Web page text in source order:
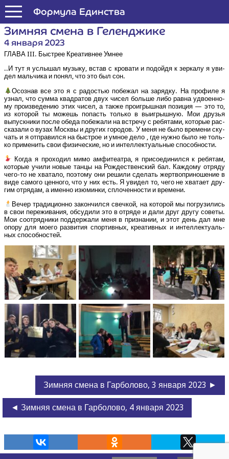
Формула Единства
Зим­няя сме­на в Геленджике
4 января 2023
ГЛА­ВА III. Быст­рее Кре­а­тив­нее Умнее
..И тут я услы­шал музы­ку, встав с кро­ва­ти и подой­дя к зер­ка­лу я уви­
дел маль­чи­ка и понял, что это был сон.
Осо­знав все это я с радо­стью побе­жал на заряд­ку. На про­фи­ле я
узнал, что сум­ма квад­ра­тов двух чисел боль­ше либо рав­на удво­ен­но­
му про­из­ве­де­нию этих чисел, а так­же про­иг­рыш­ная пози­ция — это то,
из кото­рой ты можешь попасть толь­ко в выиг­рыш­ную. Мои дру­зья
выпуск­ни­ки после обе­да побе­жа­ли на встре­чу с ребя­та­ми, кото­рые рас­
ска­за­ли о вузах Моск­вы и дру­гих горо­дов. У меня не было вре­ме­ни ску­
чать и я отпра­вил­ся на быст­рое и умное дело , где нуж­но было не толь­
ко при­ме­нить свои физи­че­ские, но и интел­лек­ту­аль­ные способности.
Когда я про­хо­дил мимо амфи­те­ат­ра, я при­со­еди­нил­ся к ребя­там,
кото­рые учи­ли новые тан­цы на Рож­де­ствен­ский бал. Каж­до­му отря­ду
чего-то не хва­та­ло, поэто­му они реши­ли сде­лать жерт­во­при­но­ше­ние в
виде само­го цен­но­го, что у них есть. Я уви­дел то, чего не хва­та­ет дру­
гим отря­дам, а имен­но изю­мин­ки, спло­чен­но­сти и времени.
Вечер тра­ди­ци­он­но закон­чил­ся свеч­кой, на кото­рой мы погру­зи­лись
в свои пере­жи­ва­ния, обсу­ди­ли это в отря­де и дали друг дру­гу сове­ты.
Мои соот­ряд­ни­ки под­дер­жа­ли меня в при­зна­нии, и этот день дал мне
опо­ру для мое­го раз­ви­тия спор­тив­ных, кре­а­тив­ных и интел­лек­ту­аль­
ных способностей.
Зимняя смена в Гарболово, 3 января 2023 ►
◄ Зимняя смена в Гарболово, 4 января 2023